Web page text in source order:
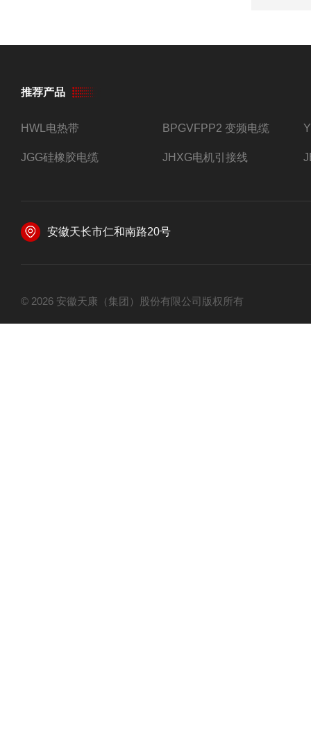
推荐产品
HWL电热带 BPGVFPP2 变频电缆
JGG硅橡胶电缆 JHXG电机引接线
安徽天长市仁和南路20号
© 2026 安徽天康（集团）股份有限公司版权所有